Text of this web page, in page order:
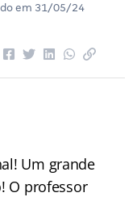
em 31/05/24
Um grande
O professor